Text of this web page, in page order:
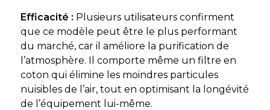
Efficacité : Plusieurs utilisateurs confirment
que ce modèle peut être le plus performant
du marché, car il améliore la purification de
l’atmosphère. Il comporte même un filtre en
coton qui élimine les moindres particules
nuisibles de l’air, tout en optimisant la longévité
de l’équipement lui-même.